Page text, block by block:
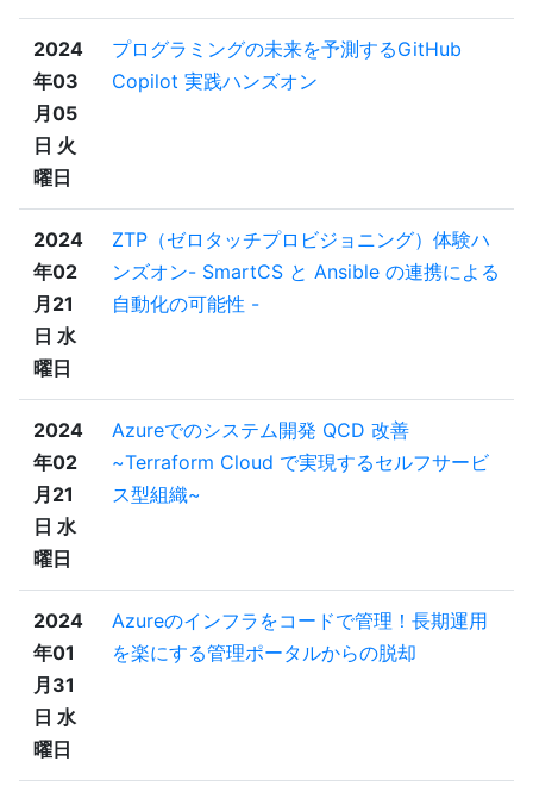
2024
年03
月05
日 火
曜日
プログラミングの未来を予測するGitHub
Copilot 実践ハンズオン
2024
年02
月21
日 水
曜日
ZTP（ゼロタッチプロビジョニング）体験ハ
ンズオン- SmartCS と Ansible の連携による
自動化の可能性 -
2024
年02
月21
日 水
曜日
Azureでのシステム開発 QCD 改善
~Terraform Cloud で実現するセルフサービ
ス型組織~
2024
年01
月31
日 水
曜日
Azureのインフラをコードで管理！長期運用
を楽にする管理ポータルからの脱却